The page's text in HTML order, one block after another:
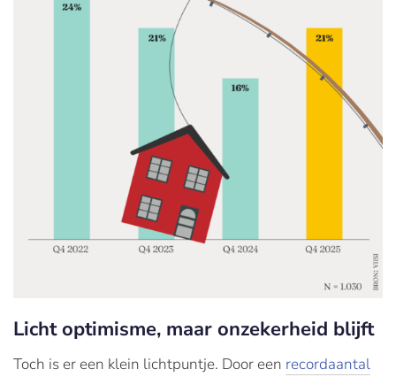
Licht optimisme, maar onzekerheid blijft
Toch is er een klein lichtpuntje. Door een recordaantal